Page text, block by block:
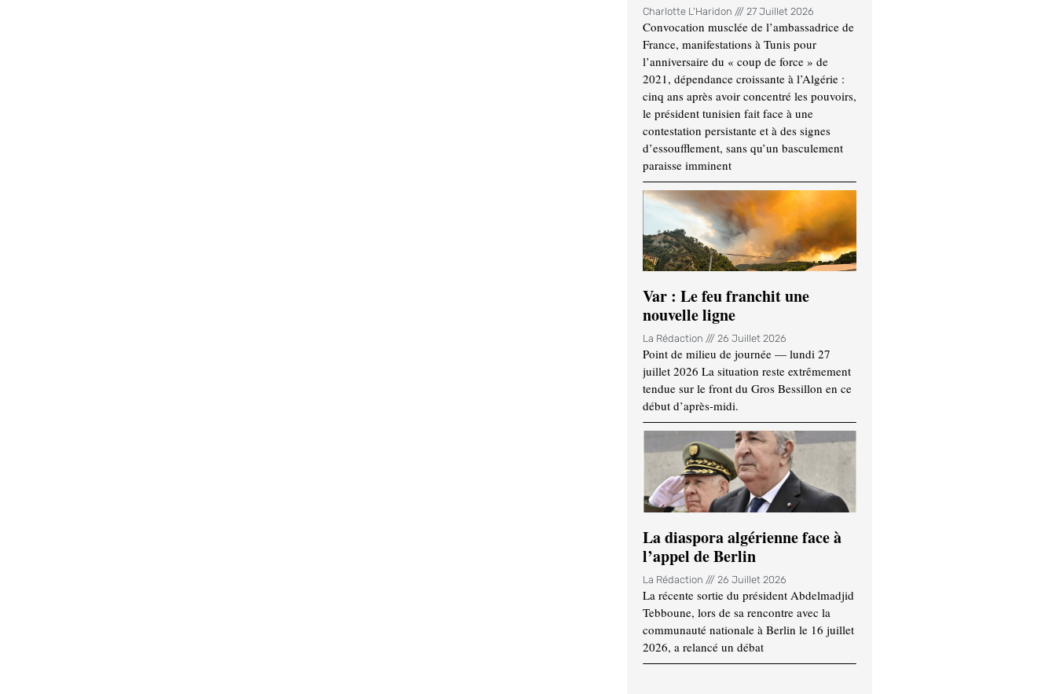
Charlotte L'Haridon 27 Juillet 2026
Convocation musclée de l’ambassadrice de
France, manifestations à Tunis pour
l’anniversaire du « coup de force » de
2021, dépendance croissante à l’Algérie :
cinq ans après avoir concentré les pouvoirs,
le président tunisien fait face à une
contestation persistante et à des signes
d’essoufflement, sans qu’un basculement
paraisse imminent
Var : Le feu franchit une
nouvelle ligne
La Rédaction 26 Juillet 2026
Point de milieu de journée — lundi 27
juillet 2026 La situation reste extrêmement
tendue sur le front du Gros Bessillon en ce
début d’après-midi.
La diaspora algérienne face à
l’appel de Berlin
La Rédaction 26 Juillet 2026
La récente sortie du président Abdelmadjid
Tebboune, lors de sa rencontre avec la
communauté nationale à Berlin le 16 juillet
2026, a relancé un débat